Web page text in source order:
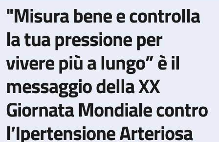
"Misura bene e controlla
la tua pressione per
vivere più a lungo” è il
messaggio della XX
Giornata Mondiale contro
l’Ipertensione Arteriosa